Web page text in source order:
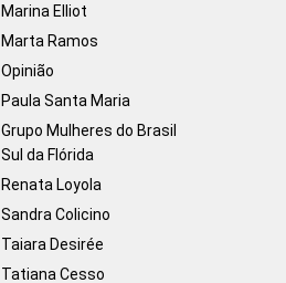
Marina Elliot
Marta Ramos
Opinião
Paula Santa Maria
Grupo Mulheres do Brasil
Sul da Flórida
Renata Loyola
Sandra Colicino
Taiara Desirée
Tatiana Cesso